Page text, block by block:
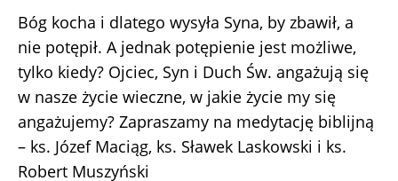
Bóg kocha i dlatego wysyła Syna, by zbawił, a
nie potępił. A jednak potępienie jest możliwe,
tylko kiedy? Ojciec, Syn i Duch Św. angażują się
w nasze życie wieczne, w jakie życie my się
angażujemy? Zapraszamy na medytację biblijną
– ks. Józef Maciąg, ks. Sławek Laskowski i ks.
Robert Muszyński